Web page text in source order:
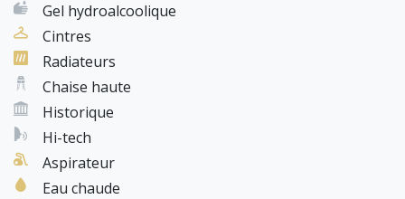
Gel hydroalcoolique
Cintres
Radiateurs
Chaise haute
Historique
Hi-tech
Aspirateur
Eau chaude